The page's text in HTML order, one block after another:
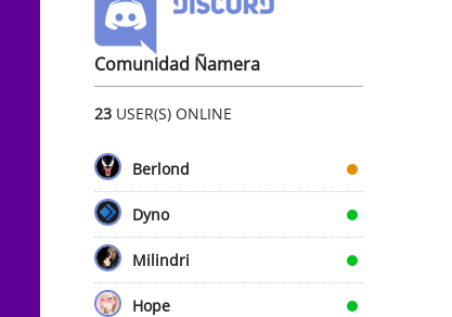
Comunidad Ñamera
23 USER(S) ONLINE
Berlond
Dyno
Milindri
Hope